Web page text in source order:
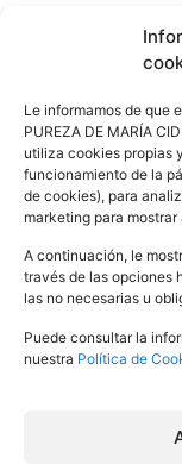
Le informamos de que
PUREZA DE MARÍA
utiliza cookies propias
funcionamiento de la
de cookies), para
marketing para
A continuación, le
través de las opciones
las no necesarias u
Puede consultar la
nuestra Política de